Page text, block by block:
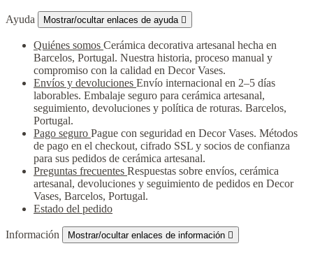
Ayuda Mostrar/ocultar enlaces de ayuda 
Quiénes somos Cerámica decorativa artesanal hecha en
Barcelos, Portugal. Nuestra historia, proceso manual y
compromiso con la calidad en Decor Vases.
Envíos y devoluciones Envío internacional en 2–5 días
laborables. Embalaje seguro para cerámica artesanal,
seguimiento, devoluciones y política de roturas. Barcelos,
Portugal.
Pago seguro Pague con seguridad en Decor Vases. Métodos
de pago en el checkout, cifrado SSL y socios de confianza
para sus pedidos de cerámica artesanal.
Preguntas frecuentes Respuestas sobre envíos, cerámica
artesanal, devoluciones y seguimiento de pedidos en Decor
Vases, Barcelos, Portugal.
Estado del pedido
Información Mostrar/ocultar enlaces de información 